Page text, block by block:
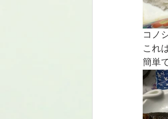
コノ
これ
簡単